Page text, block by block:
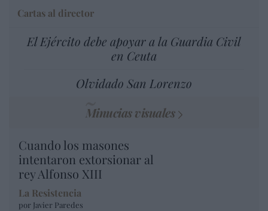
Cartas al director
El Ejército debe apoyar a la Guardia Civil
en Ceuta
Olvidado San Lorenzo
Minucias visuales
Cuando los masones
intentaron extorsionar al
rey Alfonso XIII
La Resistencia
por Javier Paredes